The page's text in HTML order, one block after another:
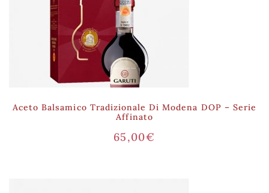
Aceto Balsamico Tradizionale Di Modena DOP – Serie
Affinato
65,00€